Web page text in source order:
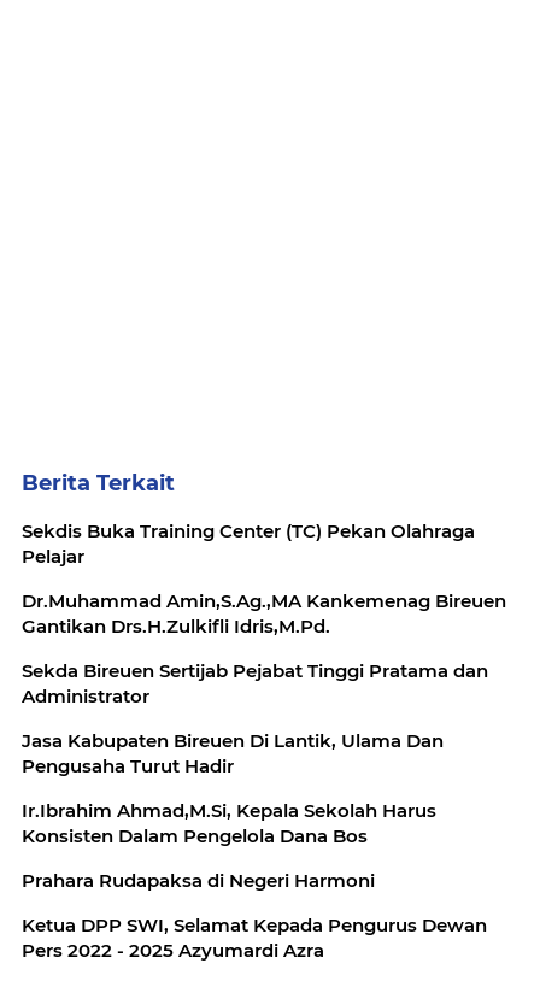
Berita Terkait
Sekdis Buka Training Center (TC) Pekan Olahraga
Pelajar
Dr.Muhammad Amin,S.Ag.,MA Kankemenag Bireuen
Gantikan Drs.H.Zulkifli Idris,M.Pd.
Sekda Bireuen Sertijab Pejabat Tinggi Pratama dan
Administrator
Jasa Kabupaten Bireuen Di Lantik, Ulama Dan
Pengusaha Turut Hadir
Ir.Ibrahim Ahmad,M.Si, Kepala Sekolah Harus
Konsisten Dalam Pengelola Dana Bos
Prahara Rudapaksa di Negeri Harmoni
Ketua DPP SWI, Selamat Kepada Pengurus Dewan
Pers 2022 - 2025 Azyumardi Azra